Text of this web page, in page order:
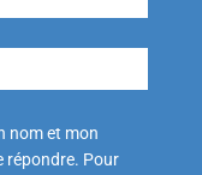
nom et mon
répondre. Pour